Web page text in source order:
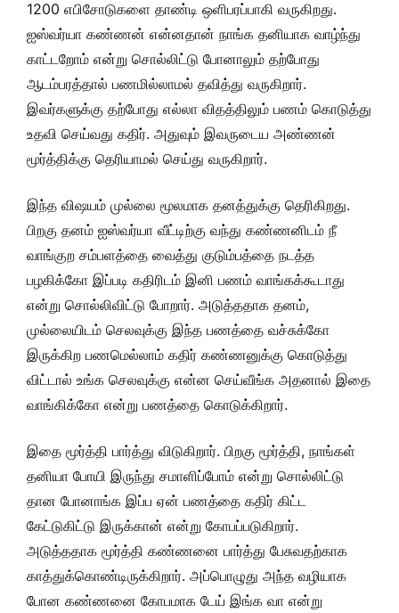
1200 எபிசோடுகளை தாண்டி ஒளிபரப்பாகி வருகிறது.
ஐஸ்வர்யா கண்ணன் என்னதான் நாங்க தனியாக வாழ்ந்து
காட்டறோம் என்று சொல்லிட்டு போனாலும் தற்போது
ஆடம்பரத்தால் பணமில்லாமல் தவித்து வருகிறார்.
இவர்களுக்கு தற்போது எல்லா விதத்திலும் பணம் கொடுத்து
உதவி செய்வது கதிர். அதுவும் இவருடைய அண்ணன்
மூர்த்திக்கு தெரியாமல் செய்து வருகிறார்.
இந்த விஷயம் முல்லை மூலமாக தனத்துக்கு தெரிகிறது.
பிறகு தனம் ஐஸ்வர்யா வீட்டிற்கு வந்து கண்ணனிடம் நீ
வாங்குற சம்பளத்தை வைத்து குடும்பத்தை நடத்த
பழகிக்கோ இப்படி கதிரிடம் இனி பணம் வாங்கக்கூடாது
என்று சொல்லிவிட்டு போறார். அடுத்ததாக தனம்,
முல்லையிடம் செலவுக்கு இந்த பணத்தை வச்சுக்கோ
இருக்கிற பணமெல்லாம் கதிர் கண்ணனுக்கு கொடுத்து
விட்டால் உங்க செலவுக்கு என்ன செய்வீங்க அதனால் இதை
வாங்கிக்கோ என்று பணத்தை கொடுக்கிறார்.
இதை மூர்த்தி பார்த்து விடுகிறார். பிறகு மூர்த்தி, நாங்கள்
தனியா போயி இருந்து சமாளிப்போம் என்று சொல்லிட்டு
தான போனாங்க இப்ப ஏன் பணத்தை கதிர் கிட்ட
கேட்டுகிட்டு இருக்கான் என்று கோபப்படுகிறார்.
அடுத்ததாக மூர்த்தி கண்ணனை பார்த்து பேசுவதற்காக
காத்துக்கொண்டிருக்கிறார். அப்பொழுது அந்த வழியாக
போன கண்ணனை கோபமாக டேய் இங்க வா என்று